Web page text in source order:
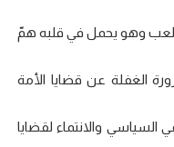
وهو يحمل في قلبه همّ
الغفلة عن قضايا الأمة
والانتماء لقضايا